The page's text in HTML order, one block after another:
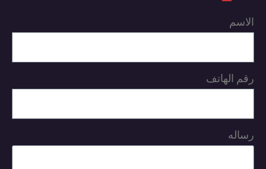
الاسم
رقم الهاتف
رساله